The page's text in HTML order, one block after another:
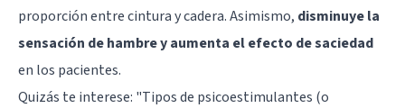
proporción entre cintura y cadera. Asimismo, disminuye la
sensación de hambre y aumenta el efecto de saciedad
en los pacientes.
Quizás te interese: "Tipos de psicoestimulantes (o